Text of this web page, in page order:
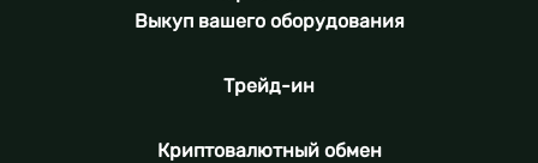
Выкуп вашего оборудования
Трейд-ин
Криптовалютный обмен